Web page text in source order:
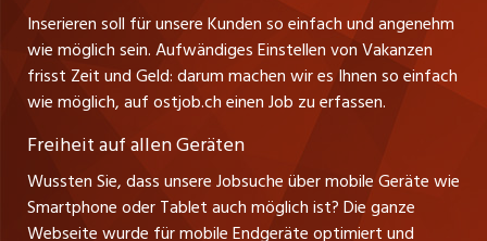
Führungspositionen
Management / Kader-Jobs
Berufsgruppen
Top-Regionen
Schnittstelle
Impressum
jobbasel.ch
jobbern.ch
jobmittelland.ch
jobzüri.ch
info@ostjob.ch/inserate@ostjob.ch
Henrik Jasek
Leiter ostjob.ch
Fredy Pillinger
Verkauf und Beratung
Christoph Walzl
Verkauf und Beratung
Inserieren soll für unsere Kunden so einfach und angenehm
wie möglich sein. Aufwändiges Einstellen von Vakanzen
frisst Zeit und Geld: darum machen wir es Ihnen so einfach
wie möglich, auf ostjob.ch einen Job zu erfassen.
Freiheit auf allen Geräten
Wussten Sie, dass unsere Jobsuche über mobile Geräte wie
Smartphone oder Tablet auch möglich ist? Die ganze
Webseite wurde für mobile Endgeräte optimiert und